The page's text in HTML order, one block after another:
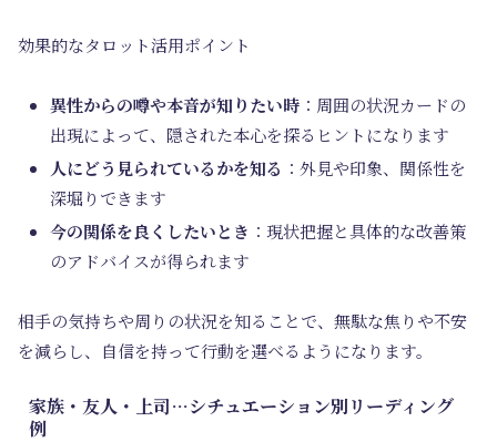
効果的なタロット活用ポイント
異性からの噂や本音が知りたい時 ：周囲の状況カードの
出現によって、隠された本心を探るヒントになります
人にどう見られているかを知る ：外見や印象、関係性を
深堀りできます
今の関係を良くしたいとき ：現状把握と具体的な改善策
のアドバイスが得られます
相手の気持ちや周りの状況を知ることで、無駄な焦りや不安
を減らし、自信を持って行動を選べるようになります。
家族・友人・上司…シチュエーション別リーディング
例